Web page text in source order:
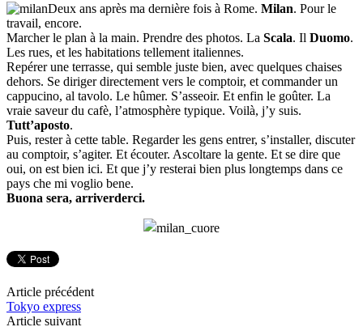
Deux ans après ma dernière fois à Rome. Milan. Pour le
travail, encore.
Marcher le plan à la main. Prendre des photos. La Scala. Il Duomo.
Les rues, et les habitations tellement italiennes.
Repérer une terrasse, qui semble juste bien, avec quelques chaises
dehors. Se diriger directement vers le comptoir, et commander un
cappucino, al tavolo. Le hûmer. S’asseoir. Et enfin le goûter. La
vraie saveur du cafè, l’atmosphère typique. Voilà, j’y suis.
Tutt’aposto.
Puis, rester à cette table. Regarder les gens entrer, s’installer, discuter
au comptoir, s’agiter. Et écouter. Ascoltare la gente. Et se dire que
oui, on est bien ici. Et que j’y resterai bien plus longtemps dans ce
pays che mi voglio bene.
Buona sera, arriverderci.
Article précédent
Tokyo express
Article suivant